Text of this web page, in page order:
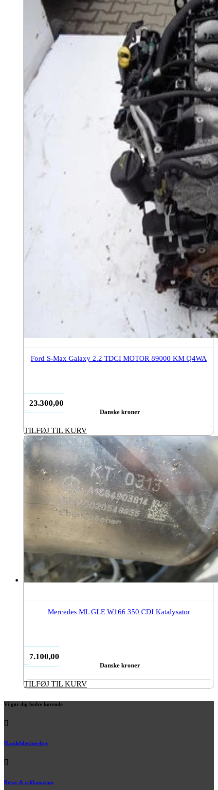
Ford S-Max Galaxy 2.2 TDCI MOTOR 89000 KM Q4WA
23.300,00
Danske kroner
TILFØJ TIL KURV
Mercedes ML GLE W166 350 CDI Katalysator
7.100,00
Danske kroner
TILFØJ TIL KURV
Vi gør dig bedre kørende
Handelsbetingelser
Retur & reklamation